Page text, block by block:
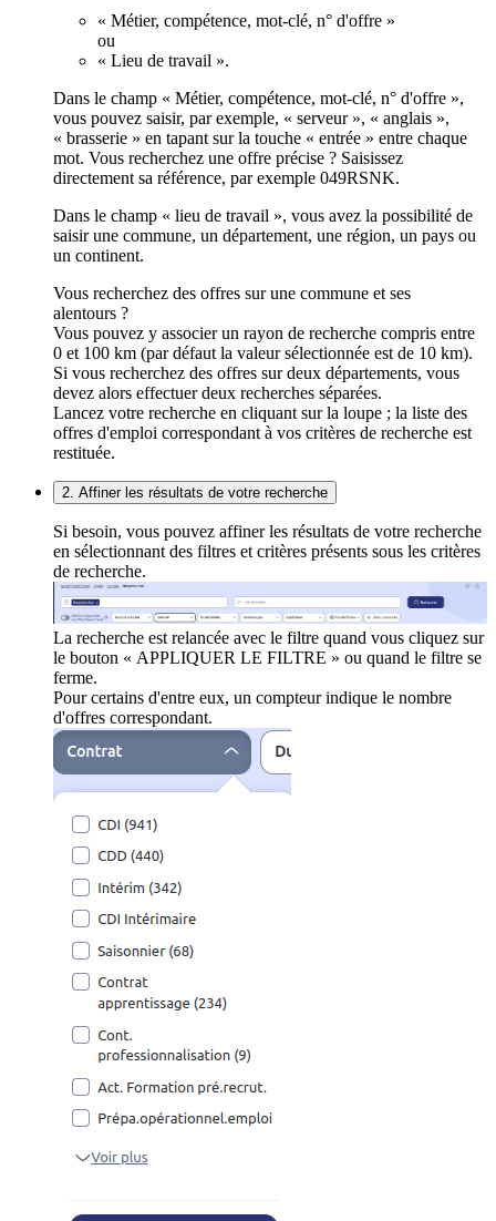
« Métier, compétence, mot-clé, n° d'offre »
ou
« Lieu de travail ».
Dans le champ « Métier, compétence, mot-clé, n° d'offre »,
vous pouvez saisir, par exemple, « serveur », « anglais »,
« brasserie » en tapant sur la touche « entrée » entre chaque
mot. Vous recherchez une offre précise ? Saisissez
directement sa référence, par exemple 049RSNK.
Dans le champ « lieu de travail », vous avez la possibilité de
saisir une commune, un département, une région, un pays ou
un continent.
Vous recherchez des offres sur une commune et ses
alentours ?
Vous pouvez y associer un rayon de recherche compris entre
0 et 100 km (par défaut la valeur sélectionnée est de 10 km).
Si vous recherchez des offres sur deux départements, vous
devez alors effectuer deux recherches séparées.
Lancez votre recherche en cliquant sur la loupe ; la liste des
offres d'emploi correspondant à vos critères de recherche est
restituée.
2. Affiner les résultats de votre recherche
Si besoin, vous pouvez affiner les résultats de votre recherche
en sélectionnant des filtres et critères présents sous les critères
de recherche.
La recherche est relancée avec le filtre quand vous cliquez sur
le bouton « APPLIQUER LE FILTRE » ou quand le filtre se
ferme.
Pour certains d'entre eux, un compteur indique le nombre
d'offres correspondant.